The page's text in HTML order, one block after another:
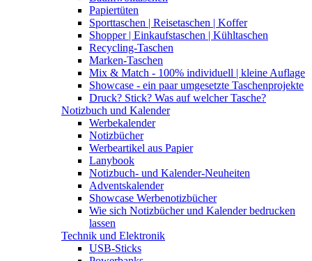
Papiertüten
Sporttaschen | Reisetaschen | Koffer
Shopper | Einkaufstaschen | Kühltaschen
Recycling-Taschen
Marken-Taschen
Mix & Match - 100% individuell | kleine Auflage
Showcase - ein paar umgesetzte Taschenprojekte
Druck? Stick? Was auf welcher Tasche?
Notizbuch und Kalender
Werbekalender
Notizbücher
Werbeartikel aus Papier
Lanybook
Notizbuch- und Kalender-Neuheiten
Adventskalender
Showcase Werbenotizbücher
Wie sich Notizbücher und Kalender bedrucken
lassen
Technik und Elektronik
USB-Sticks